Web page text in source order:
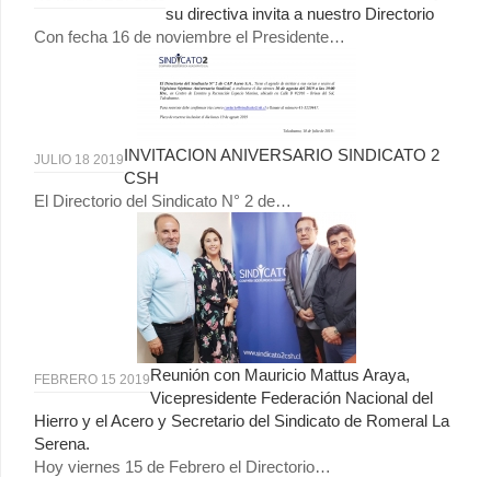
su directiva invita a nuestro Directorio
Con fecha 16 de noviembre el Presidente…
JULIO 18 2019INVITACION ANIVERSARIO SINDICATO 2
CSH
El Directorio del Sindicato N° 2 de…
FEBRERO 15 2019Reunión con Mauricio Mattus Araya,
Vicepresidente Federación Nacional del
Hierro y el Acero y Secretario del Sindicato de Romeral La
Serena.
Hoy viernes 15 de Febrero el Directorio…